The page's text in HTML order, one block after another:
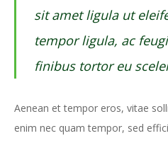
sit amet ligula ut
tempor ligula, ac
finibus tortor eu
Aenean et tempor eros, vitae
enim nec quam tempor, sed